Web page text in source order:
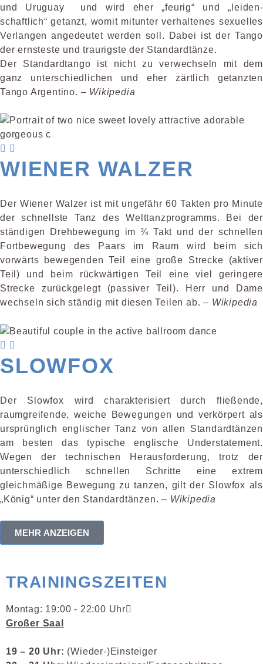
und Uruguay und wird eher „feurig“ und „leiden­
schaftlich“ getanzt, womit mitunter verhaltenes sexuelles
Verlangen angedeutet werden soll. Dabei ist der Tango
der ernsteste und traurigste der Standardtänze.
Der Standardtango ist nicht zu ver­wechseln mit dem
ganz unterschied­lichen und eher zärtlich getanzten
Tango Argentino. – Wikipedia
WIENER WALZER
Der Wiener Walzer ist mit ungefähr 60 Takten pro Minute
der schnellste Tanz des Welttanzprogramms. Bei der
ständigen Drehbewegung im ¾ Takt und der schnellen
Fortbewegung des Paars im Raum wird beim sich
vorwärts bewegenden Teil eine große Strecke (aktiver
Teil) und beim rückwärtigen Teil eine viel geringere
Strecke zurück­gelegt (passiver Teil). Herr und Dame
wechseln sich ständig mit diesen Teilen ab. – Wikipedia
SLOWFOX
Der Slowfox wird charakterisiert durch fließende,
raumgreifende, weiche Bewegungen und verkörpert als
ursprünglich englischer Tanz von allen Standardtänzen
am besten das typische englische Understatement.
Wegen der technischen Heraus­forderung, trotz der
unterschiedlich schnellen Schritte eine extrem
gleichmäßige Bewegung zu tanzen, gilt der Slowfox als
„König“ unter den Standardtänzen. – Wikipedia
MEHR ANZEIGEN
TRAININGSZEITEN
Montag: 19:00 - 22:00 Uhr
Großer Saal
19 – 20 Uhr: (Wieder-)Einsteiger